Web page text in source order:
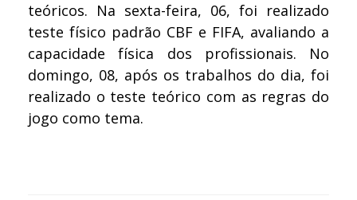
teóricos. Na sexta-feira, 06, foi realizado
teste físico padrão CBF e FIFA, avaliando a
capacidade física dos profissionais. No
domingo, 08, após os trabalhos do dia, foi
realizado o teste teórico com as regras do
jogo como tema.